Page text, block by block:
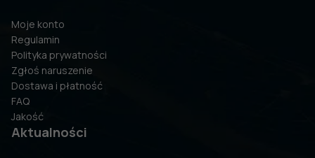
Moje konto
Regulamin
Polityka prywatności
Zgłoś naruszenie
Dostawa i płatność
FAQ
Jakość
Aktualności